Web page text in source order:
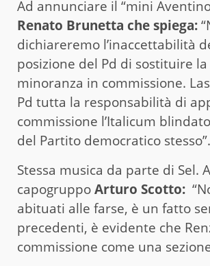
Ad annunciare il “mini
Renato Brunetta che spiega:
dichiareremo l’inaccettabilità
posizione del Pd di sostituire
minoranza in commissione.
Pd tutta la responsabilità di
commissione l’Italicum
del Partito democratico stesso”.
Stessa musica da parte di Sel.
capogruppoArturo Scotto:
abituati alle farse, è un fatto
precedenti, è evidente che
commissione come una